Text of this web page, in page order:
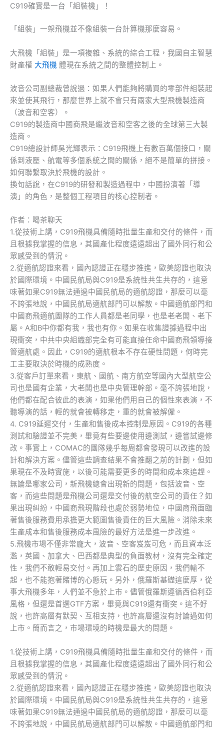
C919確實是一台「組裝機」！
「組裝」一架飛機並不像組裝一台計算機那麼容易。
大飛機「組裝」是一項複雜、系統的綜合工程，我國自主智慧
財產權 大飛機 體現在系統之間的整體控制上。
波音公司副總裁曾說過：如果人們能夠將購買的零部件組裝起
來並使其飛行，那麼世界上就不會只有兩家大型飛機製造商
（波音和空客）。
C919的製造商中國商飛是繼波音和空客之後的全球第三大製
造商。
C919總設計師吳光輝表示：C919飛機上有數百萬個接口，關
係到液壓、航電等多個系統之間的關係，絕不是簡單的拼接。
如何聯繫取決於飛機的設計。
換句話說，在C919的研發和製造過程中，中國扮演著「導
演」的角色，是整個工程項目的核心控制者。
作者：喝茶聊天
1.從技術上講，C919飛機具備隨時批量生產和交付的條件，而
且根據我掌握的信息，其國產化程度遠遠超出了國外同行和公
眾感受到的情況。
2.從適航認證來看，國內認證正在穩步推進，歐美認證也取決
於國際環境。中國民航局與C919是系統性共生共存的，這意
味著如果C919無法通過中國民航局的適航認證，那麼可以毫
不誇張地說，中國民航局適航部門可以解散。中國適航部門和
中國商飛適航團隊的工作人員都是老同學，也是老老闆、老下
屬。A和B中你都有我，我也有你。如果在收集證據過程中出
現衝突，中共中央組織部完全有可能直接任命中國商飛領導接
管適航處。因此，C919的適航根本不存在硬性問題，何時完
工主要取決於時機的成熟度。
3.從客戶訂單來看，東航、國航、南方航空等國內大型航空公
司也是國有企業，大老闆也是中央管理幹部。毫不誇張地說，
他們都在配合彼此的表演，如果他們用自己的個性來表演，不
聽導演的話，輕的就會被轉移走，重的就會被解僱。
4. C919延遲交付，生產和售後成本控制是原因。C919的各種
測試和驗證並不完美，畢竟有些要邊使用邊測試，邊嘗試邊修
改。事實上，COMAC的團隊幾乎每周都會發現可以改進的設
計和解決方案。儘管這些調查結果不會推翻之前的計劃，但如
果現在不及時實施，以後可能需要更多的時間和成本來追趕。
無論是哪家公司，新飛機總會出現新的問題，包括波音、空
客，而這些問題是飛機公司還是交付後的航空公司的責任？如
果出現糾紛，中國商飛現階段也處於弱勢地位，中國商飛面臨
著售後服務費用承擔更大範圍售後責任的巨大風險。消除未來
生產成本和售後服務成本風險的最好方法是進一步改進。
5.飛機市場不僅非常龐大，波音、空客岌岌可危，而且資本泛
濫，英國、加拿大、巴西都是典型的負面教材，沒有完全確定
性，我們不敢輕易交付。再加上雲石的歷史原因，我們輸不
起，也不能抱著賭博的心態玩。另外，俄羅斯基礎這麼厚，從
事大飛機多年，人們並不急於上市。儘管俄羅斯遵循西伯利亞
風格，但還是首選GTF方案，畢竟與C919還有衝突。這不好
說，也許高層有默契、互相支持，也許高層還沒有討論過如何
上市。簡而言之，市場環境的時機是最大的問題。
1.從技術上講，C919飛機具備隨時批量生產和交付的條件，而
且根據我掌握的信息，其國產化程度遠遠超出了國外同行和公
眾感受到的情況。
2.從適航認證來看，國內認證正在穩步推進，歐美認證也取決
於國際環境。中國民航局與C919是系統性共生共存的，這意
味著如果C919無法通過中國民航局的適航認證，那麼可以毫
不誇張地說，中國民航局適航部門可以解散。中國適航部門和